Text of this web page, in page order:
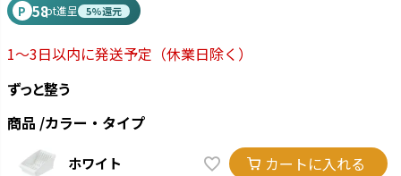
P 58pt進呈 5%還元
1～3日以内に発送予定 （休業日除く）
ずっと整う
商品 カラー・タイプ
ホワイト カートに入れる